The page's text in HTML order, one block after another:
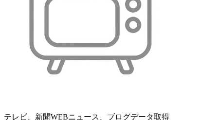
テレビ、新聞WEBニュース、ブログデータ取得